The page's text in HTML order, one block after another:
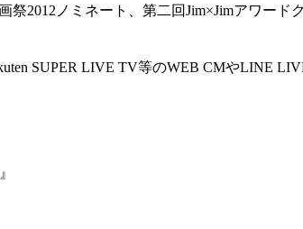
2012ノミネート、第二回Jim×Jimアワード
SUPER LIVE TV等のWEB CMやLINE